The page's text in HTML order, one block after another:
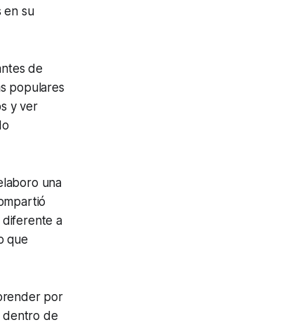
en su
de
populares
y ver
una
diferente a
que
por
dentro de